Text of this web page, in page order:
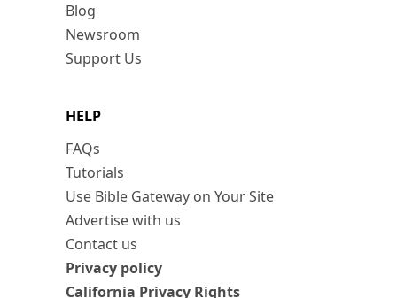
Blog
Newsroom
Support Us
HELP
FAQs
Tutorials
Use Bible Gateway on Your Site
Advertise with us
Contact us
Privacy policy
California Privacy Rights